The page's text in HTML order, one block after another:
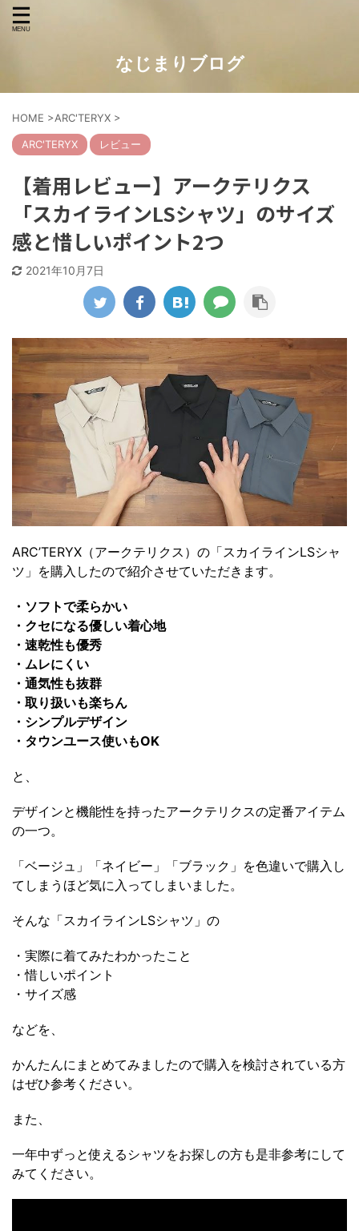
なじまりブログ
HOME >ARC'TERYX >
ARC'TERYX レビュー
【着用レビュー】アークテリクス
「スカイラインLSシャツ」のサイズ
感と惜しいポイント2つ
2021年10月7日
ARC’TERYX（アークテリクス）の「スカイラインLSシャ
ツ」を購入したので紹介させていただきます。
・ソフトで柔らかい
・クセになる優しい着心地
・速乾性も優秀
・ムレにくい
・通気性も抜群
・取り扱いも楽ちん
・シンプルデザイン
・タウンユース使いもOK
と、
デザインと機能性を持ったアークテリクスの定番アイテム
の一つ。
「ベージュ」「ネイビー」「ブラック」を色違いで購入し
てしまうほど気に入ってしまいました。
そんな「スカイラインLSシャツ」の
・実際に着てみたわかったこと
・惜しいポイント
・サイズ感
などを、
かんたんにまとめてみましたので購入を検討されている方
はぜひ参考ください。
また、
一年中ずっと使えるシャツをお探しの方も是非参考にして
みてください。